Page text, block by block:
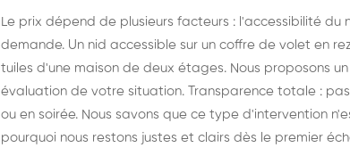
Le prix dépend de plusieurs facteurs : l'accessibilité du
demande. Un nid accessible sur un coffre de volet en
tuiles d'une maison de deux étages. Nous proposons un
évaluation de votre situation. Transparence totale :
ou en soirée. Nous savons que ce type d'intervention
pourquoi nous restons justes et clairs dès le premier